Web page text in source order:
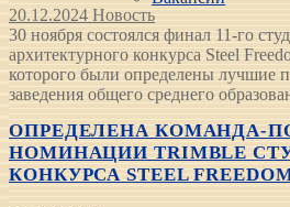
20.12.2024 Новость
30 ноября состоялся финал 11-го
архитектурного конкурса Steel
которого были определены лучшие
заведения общего среднего
ОПРЕДЕЛЕНА КОМАНДА-
НОМИНАЦИИ TRIMBLE
КОНКУРСА STEEL